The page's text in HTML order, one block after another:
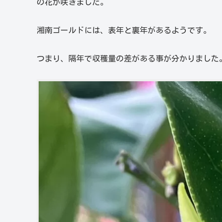
の花が咲きました。
湘南ゴールドには、表年と裏年があるようです。
つまり、隔年で収穫量の差がある事が分かりました